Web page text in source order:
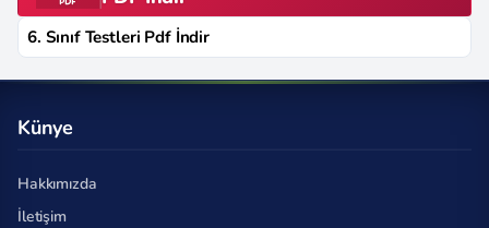
6. Sınıf Testleri Pdf İndir
Künye
Hakkımızda
İletişim